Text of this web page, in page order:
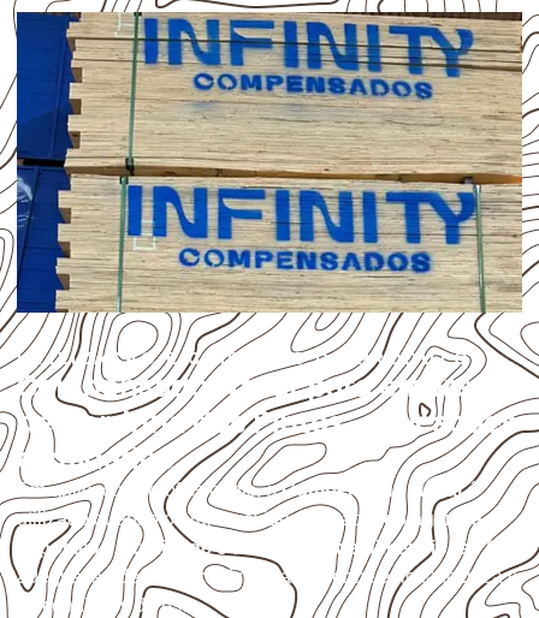
UTILIZAÇÃO E CUIDADOS DO PRODUTO
Compensado Naval para empresas
de Serrinha dos Pintos: aplicações
e cuidados
Em aplicações profissionais, oCompensado Navalé
utilizado quando o projeto exige atenção à colagem, à
exposição à umidade e à estabilidade dimensional . A
adequação deve ser confirmada conforme a ficha técnica e
as condições de uso.